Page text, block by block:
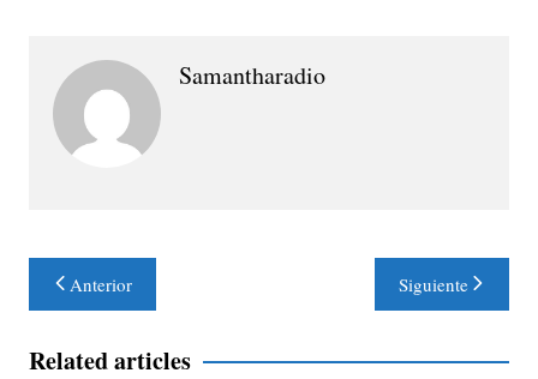
Samantharadio
Navegación
de
entradas
Anterior Siguiente
Related articles